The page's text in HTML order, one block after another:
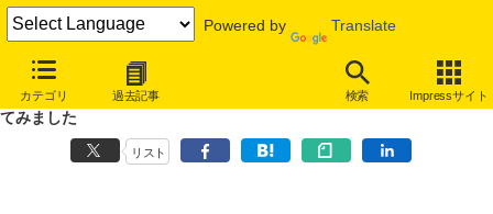
Powered by Translate
カテゴリ 過去記事 検索 Impressサイト
趣味のインターネット地図ウォッチ
第118回：お手ごろGPSサイクルコンピューター「Xplova G3」を使っ
てみました
リスト